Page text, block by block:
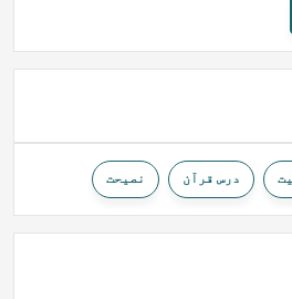
درس قرآن نصیحت